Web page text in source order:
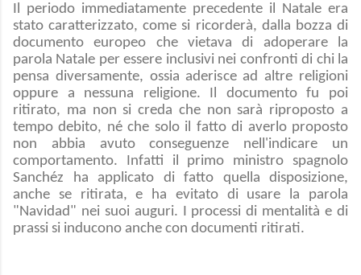
Il periodo immediatamente precedente il Natale era
stato caratterizzato, come si ricorderà, dalla bozza di
documento europeo che vietava di adoperare la
parola Natale per essere inclusivi nei confronti di chi la
pensa diversamente, ossia aderisce ad altre religioni
oppure a nessuna religione. Il documento fu poi
ritirato, ma non si creda che non sarà riproposto a
tempo debito, né che solo il fatto di averlo proposto
non abbia avuto conseguenze nell'indicare un
comportamento. Infatti il primo ministro spagnolo
Sanchéz ha applicato di fatto quella disposizione,
anche se ritirata, e ha evitato di usare la parola
"Navidad" nei suoi auguri. I processi di mentalità e di
prassi si inducono anche con documenti ritirati.